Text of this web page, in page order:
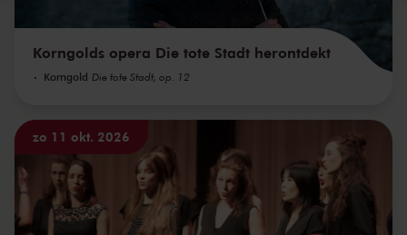
Korngolds opera Die tote Stadt herontdekt
Korngold Die tote Stadt, op. 12
zo 11 okt. 2026